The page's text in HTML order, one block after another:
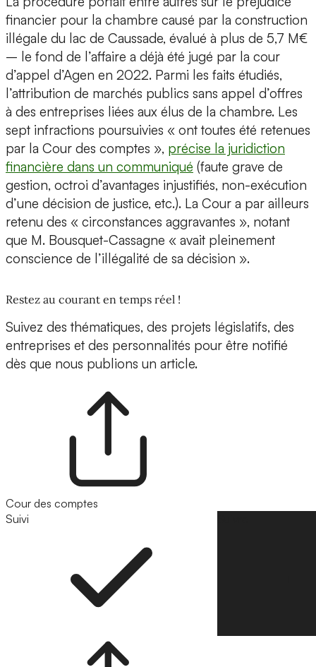
financier pour la chambre causé par la construction
illégale du lac de Caussade, évalué à plus de 5,7 M€
– le fond de l’affaire a déjà été jugé par la cour
d’appel d’Agen en 2022. Parmi les faits étudiés,
l’attribution de marchés publics sans appel d’offres
à des entreprises liées aux élus de la chambre. Les
sept infractions poursuivies « ont toutes été retenues
par la Cour des comptes », précise la juridiction
financière dans un communiqué (faute grave de
gestion, octroi d’avantages injustifiés, non-exécution
d’une décision de justice, etc.). La Cour a par ailleurs
retenu des « circonstances aggravantes », notant
que M. Bousquet-Cassagne « avait pleinement
conscience de l’illégalité de sa décision ».
Restez au courant en temps réel !
Suivez des thématiques, des projets législatifs, des
entreprises et des personnalités pour être notifié
dès que nous publions un article.
Cour des comptes
Suivi